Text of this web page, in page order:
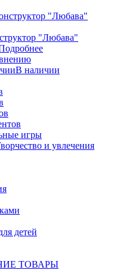
"Любава"
В наличии
игры
и увлечения
детей
ТОВАРЫ